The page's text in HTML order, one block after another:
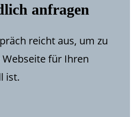
anfragen
reicht aus, um zu
für Ihren
ist.